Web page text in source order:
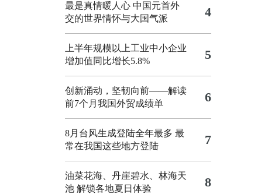
最是真情暖人心 中国元首外
交的世界情怀与大国气派
4
上半年规模以上工业中小企业
增加值同比增长5.8%
5
创新涌动，坚韧向前——解读
前7个月我国外贸成绩单
6
8月台风生成登陆全年最多 最
常在我国这些地方登陆
7
油菜花海、丹崖碧水、林海天
池 解锁各地夏日体验
8